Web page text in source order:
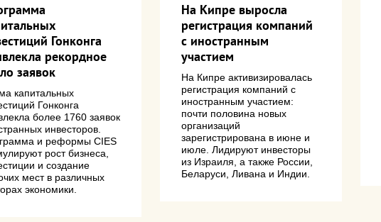
Гонконга
рекордное
заявок
капитальных
Гонконга
более 1760 заявок
инвесторов.
и реформы CIES
рост бизнеса,
и создание
мест в различных
экономики.
На Кипре выросла
регистрация компаний
с иностранным
участием
На Кипре активизировалась
регистрация компаний с
иностранным участием:
почти половина новых
организаций
зарегистрирована в июне и
июле. Лидируют инвесторы
из Израиля, а также России,
Беларуси, Ливана и Индии.